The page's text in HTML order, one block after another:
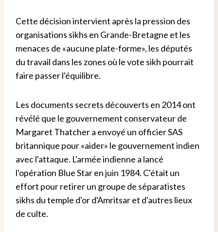
Cette décision intervient après la pression des
organisations sikhs en Grande-Bretagne et les
menaces de «aucune plate-forme», les députés
du travail dans les zones où le vote sikh pourrait
faire passer l'équilibre.
Les documents secrets découverts en 2014 ont
révélé que le gouvernement conservateur de
Margaret Thatcher a envoyé un officier SAS
britannique pour «aider» le gouvernement indien
avec l'attaque. L'armée indienne a lancé
l'opération Blue Star en juin 1984. C'était un
effort pour retirer un groupe de séparatistes
sikhs du temple d'or d'Amritsar et d'autres lieux
de culte.